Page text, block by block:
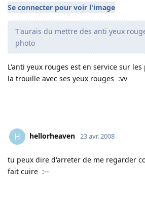
Se connecter pour voir l'image
T'aurais du mettre des anti yeux
photo
L'anti yeux rouges est en service sur
la trouille avec ses yeux rouges :vv
H hellorheaven 23 avr. 2008
tu peux dire d'arreter de me regarder
fait cuire :--